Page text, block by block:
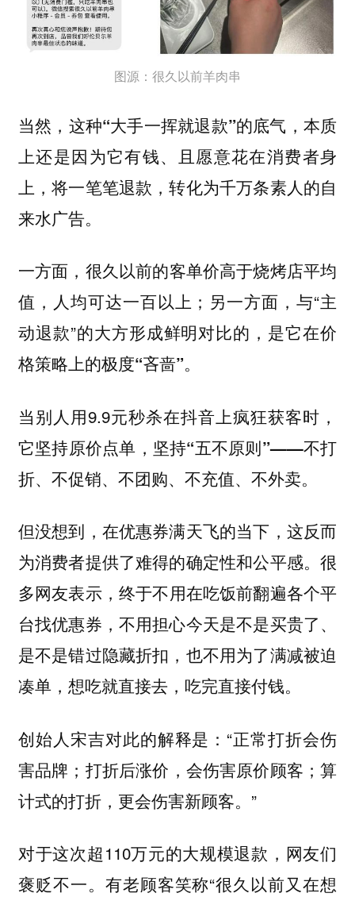
图源：很久以前羊肉串
当然， 这种“大手一挥就退款”的底气，本质
上还是因为它有钱、且愿意花在消费者身
上，将一笔笔退款，转化为千万条素人的自
来水广告。
一方面，很久以前的客单价高于烧烤店平均
值，人均可达一百以上 ；另一方面，与“主
动退款”的大方形成鲜明对比的，是它在价
格策略上的极度“吝啬”。
当别人用9.9元秒杀在抖音上疯狂获客时，
它坚持原价点单，坚持“五不原则”——不打
折、不促销、不团购、不充值、不外卖。
但没想到，在优惠券满天飞的当下，这反而
为消费者提供了难得的确定性和公平感。很
多网友表示， 终于不用在吃饭前翻遍各个平
台找优惠券，不用担心今天是不是买贵了、
是不是错过隐藏折扣，也不用为了满减被迫
凑单，想吃就直接去，吃完直接付钱。
创始人宋吉对此的解释是：“正常打折会伤
害品牌；打折后涨价，会伤害原价顾客；算
计式的打折，更会伤害新顾客。”
对于这次超110万元的大规模退款，网友们
褒贬不一。有老顾客笑称“很久以前又在想